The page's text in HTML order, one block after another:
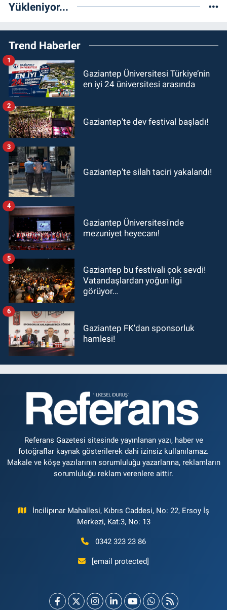
Yükleniyor...
Trend Haberler
Gaziantep Üniversitesi Türkiye’nin
en iyi 24 üniversitesi arasında
1
Gaziantep'te dev festival başladı!
2
Gaziantep’te silah taciri yakalandı!
3
Gaziantep Üniversitesi'nde
mezuniyet heyecanı!
4
Gaziantep bu festivali çok sevdi!
Vatandaşlardan yoğun ilgi
görüyor…
5
Gaziantep FK'dan sponsorluk
hamlesi!
6
Referans Gazetesi sitesinde yayınlanan yazı, haber ve
fotoğraflar kaynak gösterilerek dahi izinsiz kullanılamaz.
Makale ve köşe yazılarının sorumluluğu yazarlarına, reklamların
sorumluluğu reklam verenlere aittir.
İncilipınar Mahallesi, Kıbrıs Caddesi, No: 22, Ersoy İş
Merkezi, Kat:3, No: 13
0342 323 23 86
[email protected]